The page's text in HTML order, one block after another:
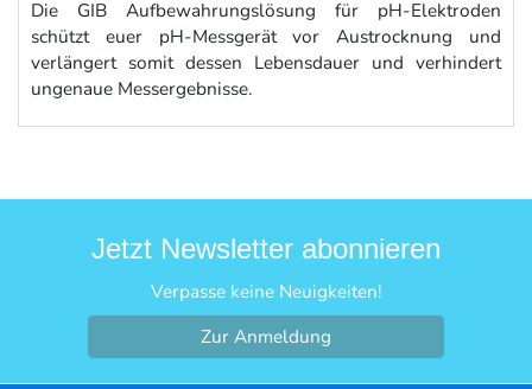
Die GIB Aufbewahrungslösung für pH-Elektroden
schützt euer pH-Messgerät vor Austrocknung und
verlängert somit dessen Lebensdauer und verhindert
ungenaue Messergebnisse.
Jetzt Newsletter abonnieren
Verpasse keine Neuigkeiten!
Zur Anmeldung